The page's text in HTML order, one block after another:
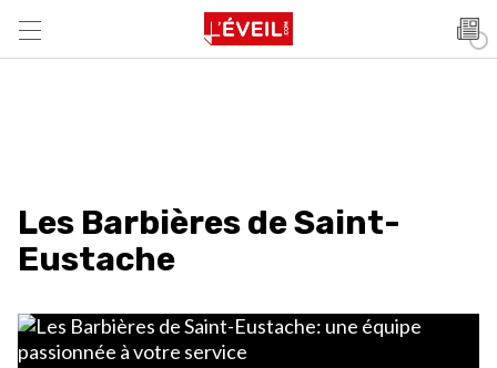
Les Barbières de Saint-
Eustache